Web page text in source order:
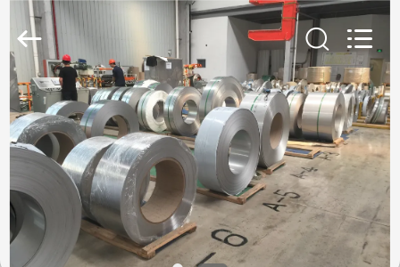
ΣΠΊΤΙ
ΠΡΟΪΌΝΤΑ
ΒΊΝΤΕΟ
Special
Rights
Reserved.